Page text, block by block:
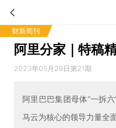
财新周刊
阿里分家｜特稿
2023年05月29日第21期
阿里巴巴集团母体“一拆
马云为核心的领导力量全